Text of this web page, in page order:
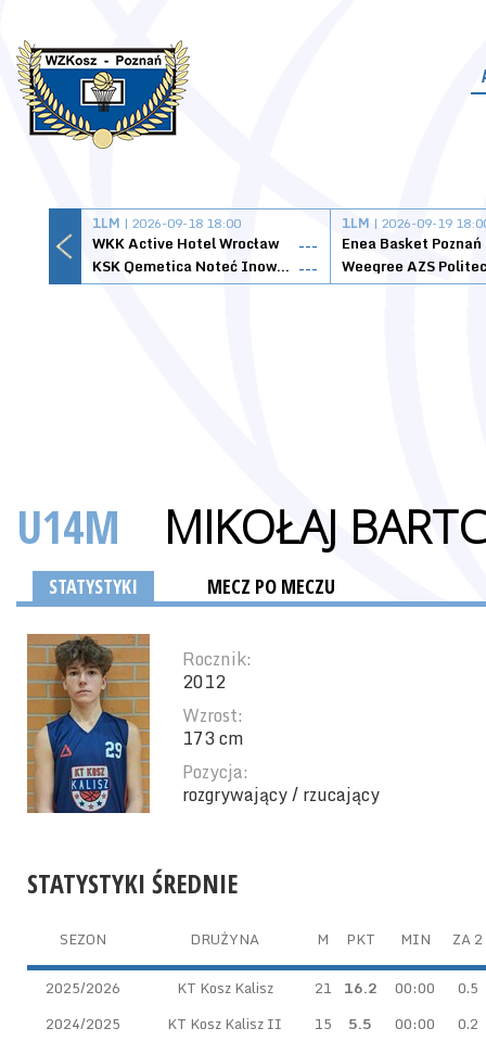
1LM | 2026-09-18 18:00
WKK Active Hotel Wrocław
---
KSK Qemetica Noteć Inowrocław ---
1LM | 2026-09-19
Enea Basket Poznań
U14M MIKOŁAJ
STATYSTYKI MECZ PO MECZU
Rocznik:
2012
Wzrost:
173 cm
Pozycja:
rozgrywający / rzucający
STATYSTYKI ŚREDNIE
SEZON DRUŻYNA M PKT MIN ZA 2
2025/2026 KT Kosz Kalisz 21 16.2 00:00
0.5
2024/2025
KT Kosz Kalisz II 15 5.5 00:00 0.2